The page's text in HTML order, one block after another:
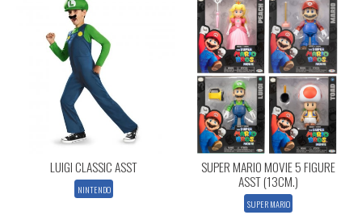
LUIGI CLASSIC ASST
NINTENDO
SUPER MARIO MOVIE 5 FIGURE
ASST (13CM.)
SUPER MARIO